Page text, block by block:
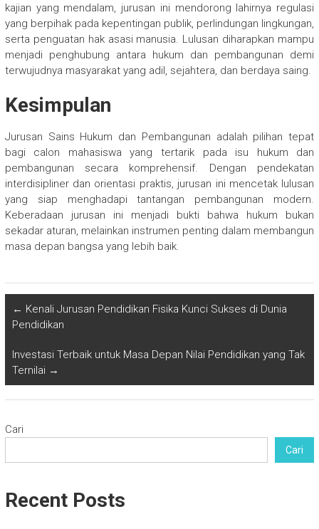
kajian yang mendalam, jurusan ini mendorong lahirnya regulasi
yang berpihak pada kepentingan publik, perlindungan lingkungan,
serta penguatan hak asasi manusia. Lulusan diharapkan mampu
menjadi penghubung antara hukum dan pembangunan demi
terwujudnya masyarakat yang adil, sejahtera, dan berdaya saing.
Kesimpulan
Jurusan Sains Hukum dan Pembangunan adalah pilihan tepat
bagi calon mahasiswa yang tertarik pada isu hukum dan
pembangunan secara komprehensif. Dengan pendekatan
interdisipliner dan orientasi praktis, jurusan ini mencetak lulusan
yang siap menghadapi tantangan pembangunan modern.
Keberadaan jurusan ini menjadi bukti bahwa hukum bukan
sekadar aturan, melainkan instrumen penting dalam membangun
masa depan bangsa yang lebih baik.
← Kenali Jurusan Pendidikan Fisika Kunci Sukses di Dunia
Pendidikan
Investasi Terbaik untuk Masa Depan Nilai Pendidikan yang Tak
Ternilai →
Cari
Cari
Recent Posts